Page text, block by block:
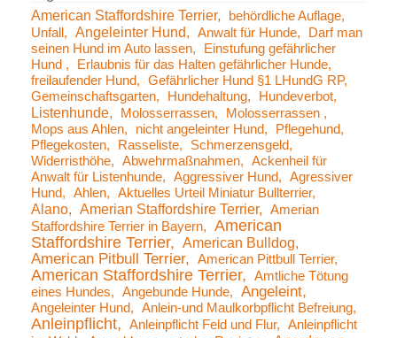
American Staffordshire Terrier
behördliche Auflage
Unfall
Angeleinter Hund Anwalt für Hunde
Darf man
seinen Hund im Auto lassen
Einstufung gefährlicher
Hund
Erlaubnis für das Halten gefährlicher Hunde
freilaufender Hund
Gefährlicher Hund §1 LHundG RP
Gemeinschaftsgarten
Hundehaltung Hundeverbot
Listenhunde Molosserrassen
Molosserrassen
Mops aus Ahlen
nicht angeleinter Hund
Pflegehund
Pflegekosten
Rasseliste
Schmerzensgeld
Widerristhöhe
Abwehrmaßnahmen
Ackenheil für
Anwalt für Listenhunde
Aggressiver Hund
Agressiver
Hund
Ahlen Aktuelles Urteil Miniatur Bullterrier
Alano Amerian Staffordshire Terrier
Amerian
Staffordshire Terrier in Bayern
American
Staffordshire Terrier
American Bulldog
American Pitbull Terrier American Pittbull Terrier
American Staffordshire Terrier
Amtliche Tötung
eines Hundes
Angebunde Hunde Angeleint
Angeleinter Hund Anlein-und Maulkorbpflicht Befreiung
Anleinpflicht Anleinpflicht Feld und Flur
Anleinpflicht